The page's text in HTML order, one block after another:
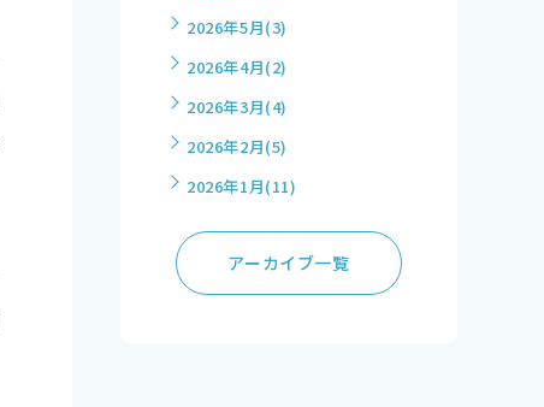
2026年5月(3)
2026年4月(2)
2026年3月(4)
2026年2月(5)
2026年1月(11)
アーカイブ一覧